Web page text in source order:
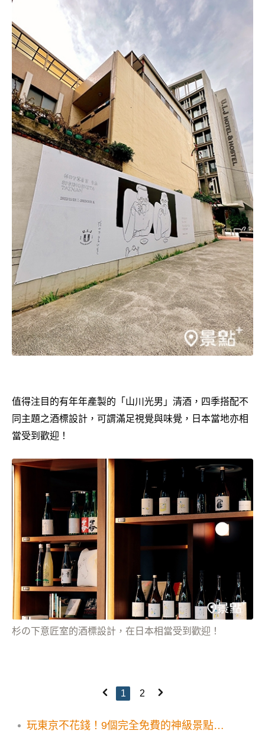
值得注目的有年年產製的「山川光男」清酒，四季搭配不
同主題之酒標設計，可謂滿足視覺與味覺，日本當地亦相
當受到歡迎！
杉の下意匠室的酒標設計，在日本相當受到歡迎！
1 2
玩東京不花錢！9個完全免費的神級景點：